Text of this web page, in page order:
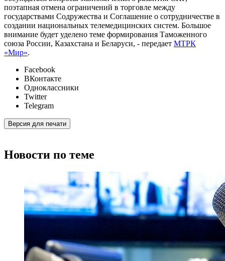
поэтапная отмена ограничений в торговле между
государствами Содружества и Соглашение о сотрудничестве в
создании национальных телемедицинских систем. Большое
внимание будет уделено теме формирования Таможенного
союза России, Казахстана и Беларуси, - передает МТРК
«Мир».
Facebook
ВКонтакте
Одноклассники
Twitter
Telegram
Версия для печати
Новости по теме